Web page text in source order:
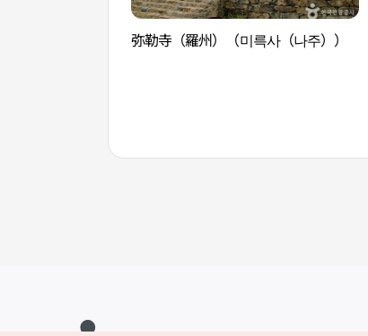
弥勒寺（羅州）（미륵사（나주））